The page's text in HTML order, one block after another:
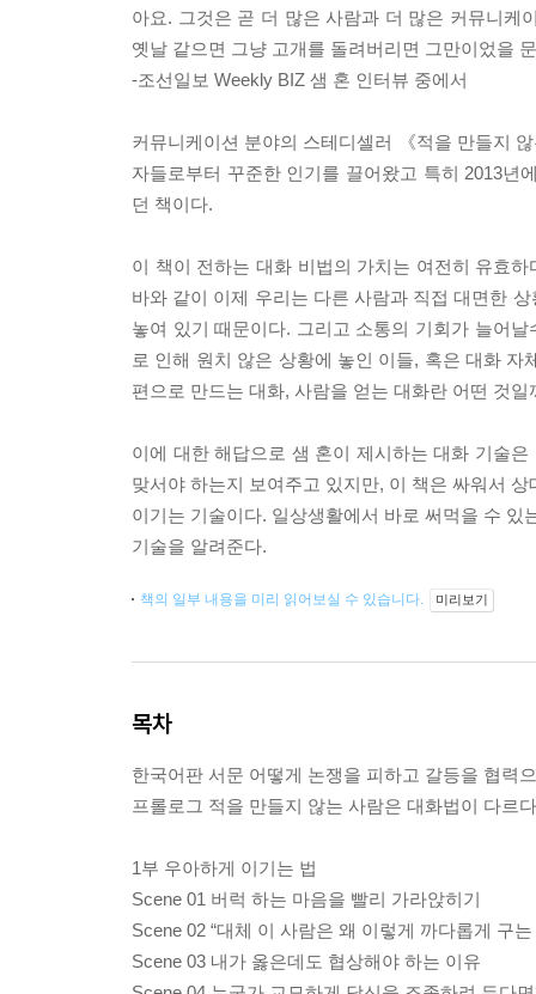
아요. 그것은 곧 더 많은 사람과 더 많은 커뮤니케
옛날 같으면 그냥 고개를 돌려버리면 그만이었을
-조선일보 Weekly BIZ 샘 혼 인터뷰 중에서
커뮤니케이션 분야의 스테디셀러 《적을 만들지
자들로부터 꾸준한 인기를 끌어왔고 특히 2013년
던 책이다.
이 책이 전하는 대화 비법의 가치는 여전히 유효
바와 같이 이제 우리는 다른 사람과 직접 대면한
놓여 있기 때문이다. 그리고 소통의 기회가 늘어
로 인해 원치 않은 상황에 놓인 이들, 혹은 대화
편으로 만드는 대화, 사람을 얻는 대화란 어떤 것
이에 대한 해답으로 샘 혼이 제시하는 대화 기술
맞서야 하는지 보여주고 있지만, 이 책은 싸워서
이기는 기술이다. 일상생활에서 바로 써먹을 수
기술을 알려준다.
책의 일부 내용을 미리 읽어보실 수 있습니다. 미리보기
목차
한국어판 서문 어떻게 논쟁을 피하고 갈등을 협력
프롤로그 적을 만들지 않는 사람은 대화법이 다르다
1부 우아하게 이기는 법
Scene 01 버럭 하는 마음을 빨리 가라앉히기
Scene 02 “대체 이 사람은 왜 이렇게 까다롭게 구는
Scene 03 내가 옳은데도 협상해야 하는 이유